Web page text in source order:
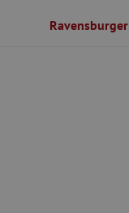
Ravensburger